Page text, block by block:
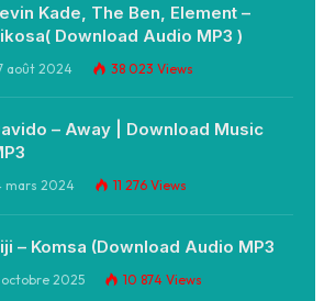
Kade, The Ben, Element –
Download Audio MP3 )
août 2024 38 023 Views
– Away | Download Music
mars 2024 11 276 Views
– Komsa (Download Audio MP3
octobre 2025 10 874 Views